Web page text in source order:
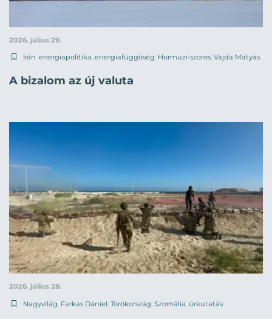
2026. július 29.
Irán, energiapolitika, energiafüggőség, Hormuzi-szoros, Vajda Mátyás
A bizalom az új valuta
2026. július 28.
Nagyvilág Farkas Dániel Törökország Szomália űrkutatás